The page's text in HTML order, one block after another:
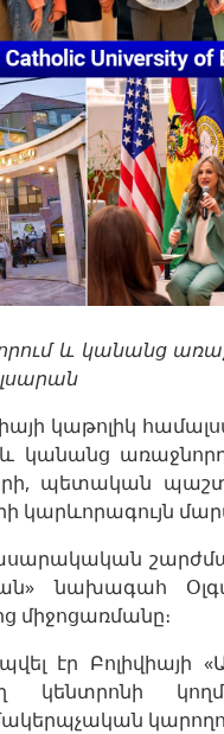
և կանանց
կաթոլիկ
կանանց
պետական
կարևորագույն
նախագահ
միջոցառմանը։
էր Բոլիվիայի
կենտրոնի